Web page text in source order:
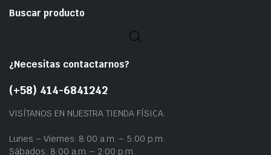
Buscar producto
¿Necesitas contactarnos?
(+58) 414-6841242
VISÍTANOS EN NUESTRA TIENDA FÍSICA:
Lunes – Viernes: 8:00 a.m. – 5:00 p.m.
Sábados: 8:00 a.m. – 2:00 p.m.